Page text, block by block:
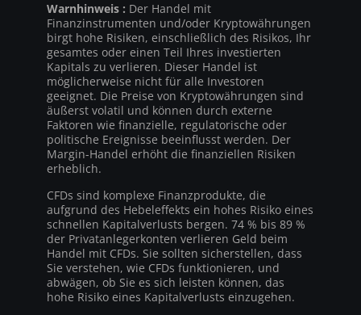
Warnhinweis : Der Handel mit
Finanzinstrumenten und/oder Kryptowährungen
birgt hohe Risiken, einschließlich des Risikos, Ihr
gesamtes oder einen Teil Ihres investierten
Kapitals zu verlieren. Dieser Handel ist
möglicherweise nicht für alle Investoren
geeignet. Die Preise von Kryptowährungen sind
äußerst volatil und können durch externe
Faktoren wie finanzielle, regulatorische oder
politische Ereignisse beeinflusst werden. Der
Margin-Handel erhöht die finanziellen Risiken
erheblich.
CFDs sind komplexe Finanzprodukte, die
aufgrund des Hebeleffekts ein hohes Risiko eines
schnellen Kapitalverlusts bergen. 74 % bis 89 %
der Privatanlegerkonten verlieren Geld beim
Handel mit CFDs. Sie sollten sicherstellen, dass
Sie verstehen, wie CFDs funktionieren, und
abwägen, ob Sie es sich leisten können, das
hohe Risiko eines Kapitalverlusts einzugehen.